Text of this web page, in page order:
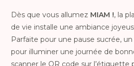
Dès que vous allumez MIAM !, la
de vie installe une ambiance
Parfaite pour une pause sucrée,
pour illuminer une journée de
scanner le QR code sur l’étiquette